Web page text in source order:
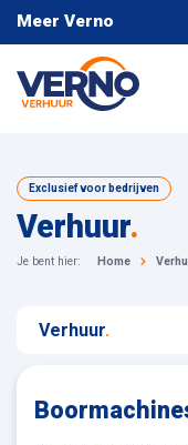
Meer Verno
Exclusief voor bedrijven
Verhuur.
Je bent hier: Home
Verhuur.